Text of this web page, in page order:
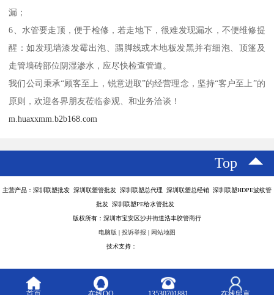
漏；
6、水管要走顶，便于检修，若走地下，很难发现漏水，不便维修提
醒：如发现墙漆发霉出泡、踢脚线或木地板发黑并有细泡、顶篷及
走管墙砖部位阴湿渗水，应尽快检查管道。
我们公司秉承“顾客至上，锐意进取”的经营理念，坚持“客户至上”的
原则，欢迎各界朋友莅临参观、和业务洽谈！
m.huaxxmm.b2b168.com
Top
主营产品：深圳联塑批发 深圳联塑管批发 深圳联塑总代理 深圳联塑总经销 深圳联塑HDPE波纹管
批发 深圳联塑PE给水管批发
版权所有：深圳市宝安区沙井街道浩丰胶管商行
电脑版 | 投诉举报 | 网站地图
技术支持：